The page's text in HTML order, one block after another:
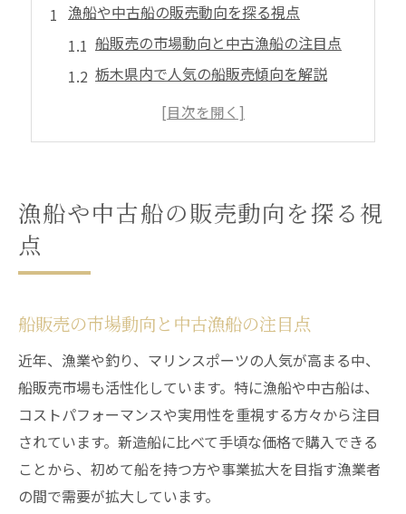
漁船や中古船の販売動向を探る視点
船販売の市場動向と中古漁船の注目点
栃木県内で人気の船販売傾向を解説
中古船購入前に知りたい最新動向
船販売で重視すべき栃木県独自のポイント
船販売で押さえたい栃木県の特色
地域事情が船販売に与える影響とは
船販売店選びで重視したい栃木県の視点
中古漁船を選ぶ際の失敗しないコツ
中古船選びで失敗しないポイント解説
安心の船販売を選ぶための確認事項
漁船中古船購入時に重視すべき点
船販売店の信頼性を見極めるコツ
漁船や中古船の販売動向を探る視
点
船販売の市場動向と中古漁船の注目点
近年、漁業や釣り、マリンスポーツの人気が高まる中、
船販売市場も活性化しています。特に漁船や中古船は、
コストパフォーマンスや実用性を重視する方々から注目
されています。新造船に比べて手頃な価格で購入できる
ことから、初めて船を持つ方や事業拡大を目指す漁業者
の間で需要が拡大しています。